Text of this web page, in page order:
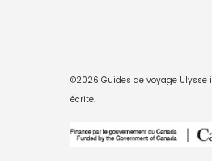
©2026 Guides de voyage
écrite.